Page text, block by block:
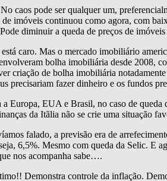
caos pode ser qualquer um,
imóveis continuou como agora, com
diminuir a queda de preços de
caro. Mas o mercado imobiliário
bolha imobiliária desde 2008,
criação de bolha imobiliária
precisariam fazer dinheiro e os fundos
a Europa, EUA e Brasil, no caso de
da Itãlia não se crie uma situação
falado, a previsão era de
6,5%. Mesmo com queda da Selic. E
nos acompanha sabe….
Demonstra controle da inflação.